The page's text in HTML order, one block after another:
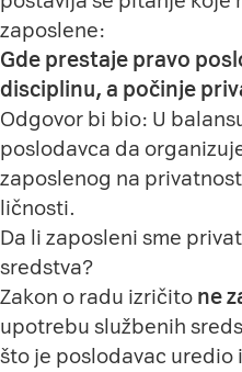
zaposlene:
Gde prestaje pravo
disciplinu, a počinje
Odgovor bi bio: U
poslodavca da
zaposlenog na
ličnosti.
Da li zaposleni sme
sredstva?
Zakon o radu izričito ne
upotrebu službenih
što je poslodavac uredio